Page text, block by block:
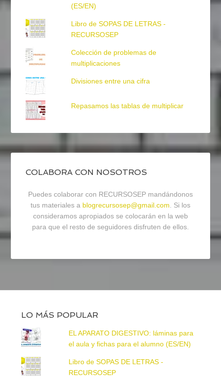
(ES/EN)
Libro de SOPAS DE LETRAS -
RECURSOSEP
Colección de problemas de
multiplicaciones
Divisiones entre una cifra
Repasamos las tablas de multiplicar
COLABORA CON NOSOTROS
Puedes colaborar con RECURSOSEP mandándonos
tus materiales a blogrecursosep@gmail.com. Si los
consideramos apropiados se colocarán en la web
para que el resto de seguidores disfruten de ellos.
LO MÁS POPULAR
EL APARATO DIGESTIVO: láminas para
el aula y fichas para el alumno (ES/EN)
Libro de SOPAS DE LETRAS -
RECURSOSEP